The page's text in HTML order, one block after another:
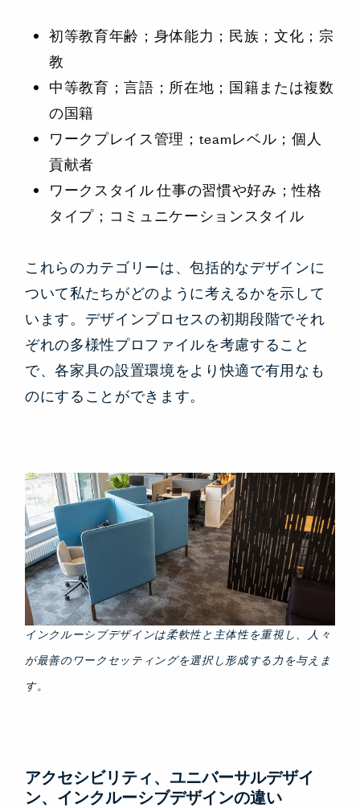
初等教育年齢；身体能力；民族；文化；宗
教
中等教育；言語；所在地；国籍または複数
の国籍
ワークプレイス管理；teamレベル；個人
貢献者
ワークスタイル 仕事の習慣や好み；性格
タイプ；コミュニケーションスタイル
これらのカテゴリーは、包括的なデザインに
ついて私たちがどのように考えるかを示して
います。デザインプロセスの初期段階でそれ
ぞれの多様性プロファイルを考慮すること
で、各家具の設置環境をより快適で有用なも
のにすることができます。
インクルーシブデザインは柔軟性と主体性を重視し、人々
が最善のワークセッティングを選択し形成する力を与えま
す。
アクセシビリティ、ユニバーサルデザイ
ン、インクルーシブデザインの違い